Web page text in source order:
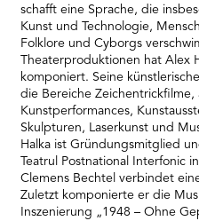
schafft eine Sprache, die
Kunst und Technologie,
Folklore und Cyborgs
Theaterproduktionen hat Alex
komponiert. Seine
die Bereiche Zeichentrickfilme,
Kunstperformances,
Skulpturen, Laserkunst und
Halka ist Gründungsmitglied
Teatrul Postnational Interfonic
Clemens Bechtel verbindet
Zuletzt komponierte er die
Inszenierung „1948 – Ohne